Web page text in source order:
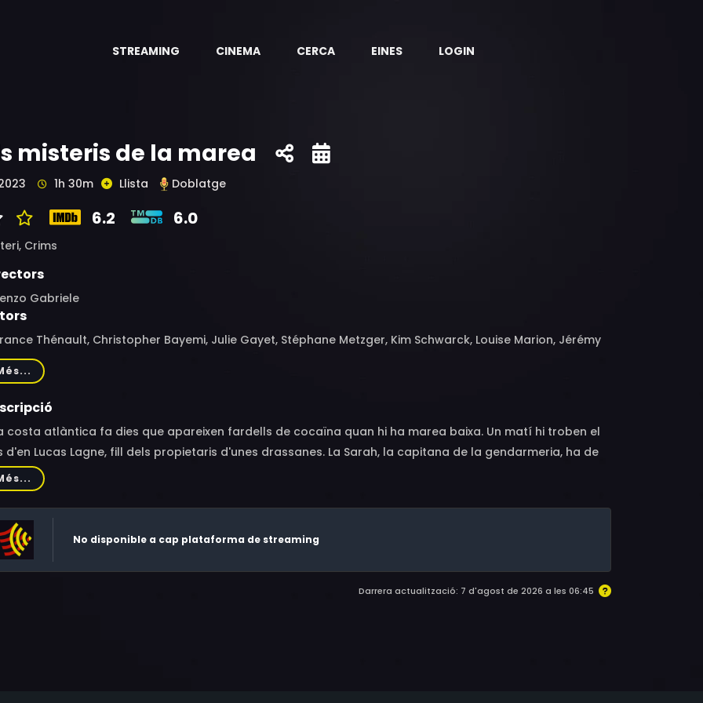
STREAMING CINEMA CERCA EINES LOGIN
misteris de la marea
1h 30m Llista Doblatge
6.2 6.0
Crims
Gabriele
Thénault, Christopher Bayemi, Julie Gayet, Stéphane Metzger, Kim Schwarck, Louise Marion, Jérémy
Martin Mille, Olivier Charasson, David Van Severen
costa atlàntica fa dies que apareixen fardells de cocaïna quan hi ha marea baixa. Un matí hi troben el
d'en Lucas Lagne, fill dels propietaris d'unes drassanes. La Sarah, la capitana de la gendarmeria, ha de
la investigació amb en Ben, de la brigada antidroga. La seva trobada remourà records comuns del
No disponible a cap plataforma de streaming
Darrera actualització: 7 d'agost de 2026 a les 06:45